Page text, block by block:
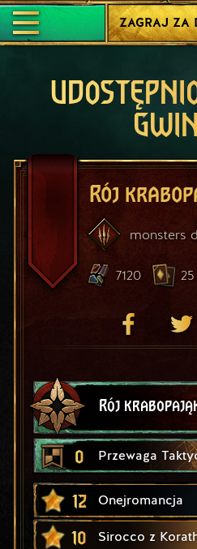
ZAGRAJ ZA
Rój
monsters
7120 25
Rój
0 Przewaga
12 Onejromancja
10 Sirocco z